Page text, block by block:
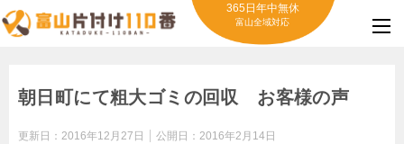
365日年中無休
富山全域対応
朝日町にて粗大ゴミの回収 お客様の声
更新日： 2016年12月27日 公開日： 2016年2月14日